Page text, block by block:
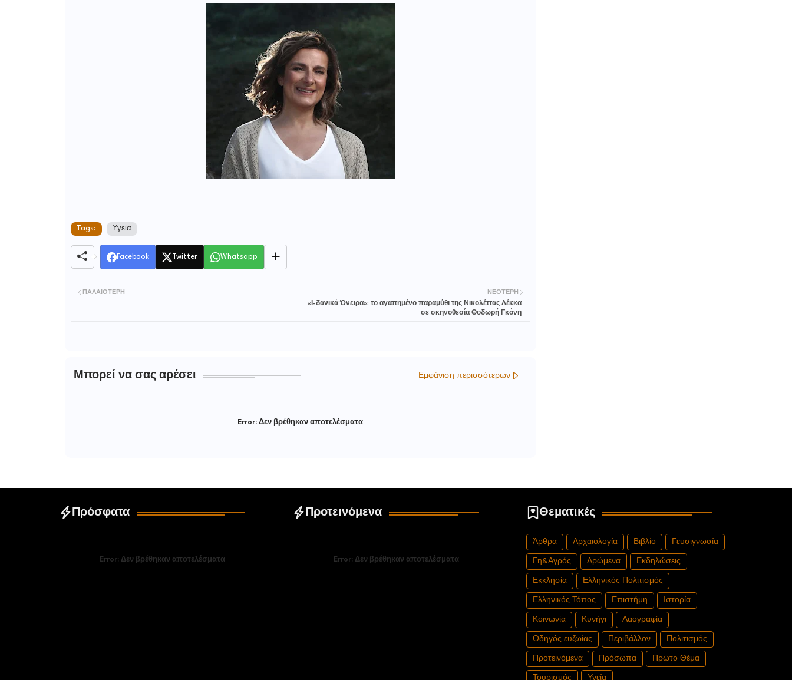
Tags: Υγεία
Facebook Twitter Whatsapp
ΝΕΌΤΕΡΗ
«Ι-δανικά Όνειρα»: το αγαπημένο παραμύθι της Νικολέττας Λέκκα
σε σκηνοθεσία Θοδωρή Γκόνη
ΠΑΛΑΙΌΤΕΡΗ
Μπορεί να σας αρέσει Εμφάνιση περισσότερων
Error: Δεν βρέθηκαν αποτελέσματα
Πρόσφατα
Error: Δεν βρέθηκαν αποτελέσματα
Προτεινόμενα
Error: Δεν βρέθηκαν αποτελέσματα
Θεματικές
Άρθρα Αρχαιολογία Βιβλίο Γευσιγνωσία
Γη&Αγρός Δρώμενα Εκδηλώσεις
Εκκλησία Ελληνικός Πολιτισμός
Ελληνικός Τόπος Επιστήμη Ιστορία
Κοινωνία Κυνήγι Λαογραφία
Οδηγός ευζωίας Περιβάλλον Πολιτισμός
Προτεινόμενα Πρόσωπα Πρώτο Θέμα
Τουρισμός Υγεία